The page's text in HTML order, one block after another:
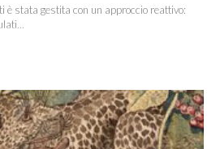
è stata gestita con un approccio reattivo: